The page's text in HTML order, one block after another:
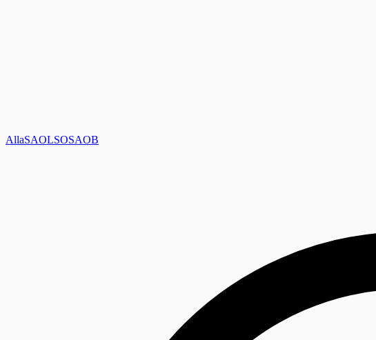
AllaSAOLSOSAOB